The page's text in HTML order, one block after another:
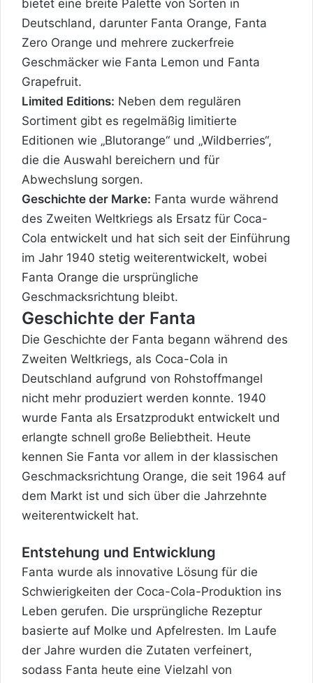
bietet eine breite Palette von Sorten in
Deutschland, darunter Fanta Orange, Fanta
Zero Orange und mehrere zuckerfreie
Geschmäcker wie Fanta Lemon und Fanta
Grapefruit.
Limited Editions: Neben dem regulären
Sortiment gibt es regelmäßig limitierte
Editionen wie „Blutorange“ und „Wildberries“,
die die Auswahl bereichern und für
Abwechslung sorgen.
Geschichte der Marke: Fanta wurde während
des Zweiten Weltkriegs als Ersatz für Coca-
Cola entwickelt und hat sich seit der Einführung
im Jahr 1940 stetig weiterentwickelt, wobei
Fanta Orange die ursprüngliche
Geschmacksrichtung bleibt.
Geschichte der Fanta
Die Geschichte der Fanta begann während des
Zweiten Weltkriegs, als Coca-Cola in
Deutschland aufgrund von Rohstoffmangel
nicht mehr produziert werden konnte. 1940
wurde Fanta als Ersatzprodukt entwickelt und
erlangte schnell große Beliebtheit. Heute
kennen Sie Fanta vor allem in der klassischen
Geschmacksrichtung Orange, die seit 1964 auf
dem Markt ist und sich über die Jahrzehnte
weiterentwickelt hat.
Entstehung und Entwicklung
Fanta wurde als innovative Lösung für die
Schwierigkeiten der Coca-Cola-Produktion ins
Leben gerufen. Die ursprüngliche Rezeptur
basierte auf Molke und Apfelresten. Im Laufe
der Jahre wurden die Zutaten verfeinert,
sodass Fanta heute eine Vielzahl von